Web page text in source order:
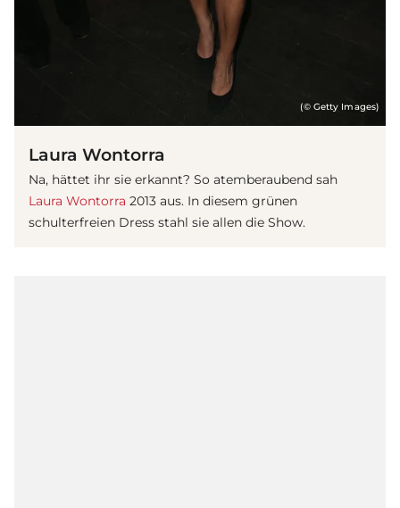
(© Getty Images)
Laura Wontorra
Na, hättet ihr sie erkannt? So atemberaubend sah
Laura Wontorra 2013 aus. In diesem grünen
schulterfreien Dress stahl sie allen die Show.